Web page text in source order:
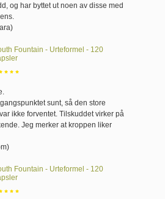
og har byttet ut noen av disse med
Fountain - Urteformel - 120
.
sunt, så den store
ikke forventet. Tilskuddet virker på
Jeg merker at kroppen liker
Fountain - Urteformel - 120